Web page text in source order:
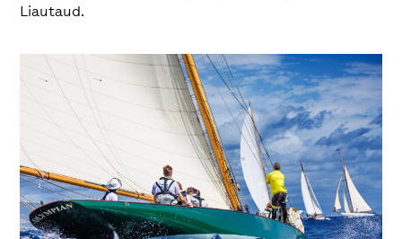
Liautaud.